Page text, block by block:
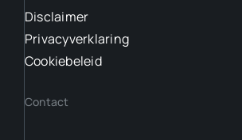
Disclaimer
Privacyverklaring
Cookiebeleid
Contact